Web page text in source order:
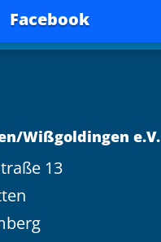
Facebook
Wißgoldingen e.V.
13